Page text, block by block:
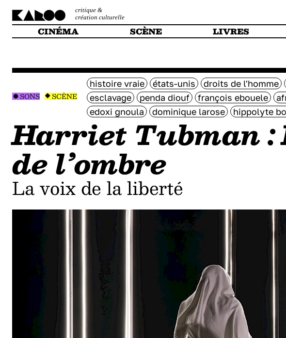
critique &
création culturelle
CINÉMA SCÈNE LIVRES
SONS SCÈNE
histoire vraie états-unis droits de l'homme
esclavage
penda diouf françois ebouele
edoxi gnoula
dominique larose hippolyte
Harriet Tubman :
de l’ombre
La voix de la liberté